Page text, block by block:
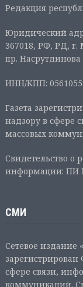
Редакция
Юридический
367018, РФ, РД, г.
пр. Насрутдинова
ИНН/КПП:
Газета
надзору в сфере
массовых
Свидетельство о
информации: ПИ №
СМИ
Сетевое издание
сфере связи,
коммуникаций.